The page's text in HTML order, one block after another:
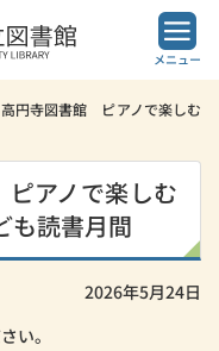
メニュー
円寺図書館 ピアノで楽しむ
アノで楽しむ
読書月間
2026年5月24日
い。